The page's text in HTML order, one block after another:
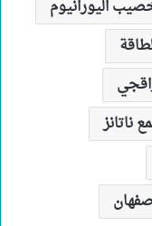
اليورانيوم
ناتانز